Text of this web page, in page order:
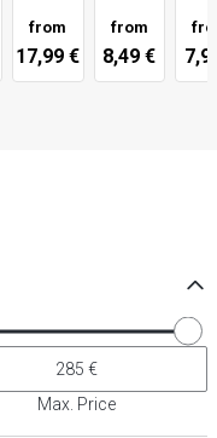
sorozat
from
17,99 €
fehér
from
8,49 €
Max. Price